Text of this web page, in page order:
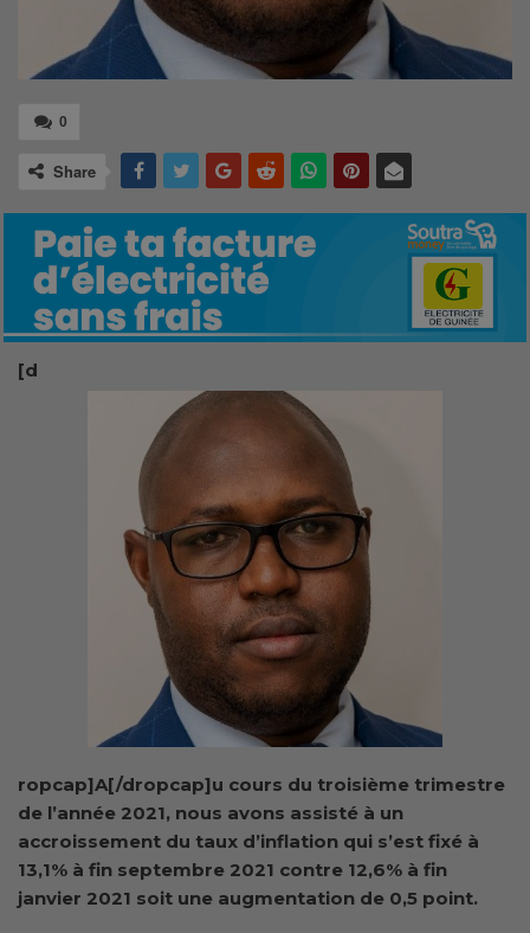
0
Share
[d
ropcap]A[/dropcap]u cours du troisième trimestre
de l’année 2021, nous avons assisté à un
accroissement du taux d’inflation qui s’est fixé à
13,1% à fin septembre 2021 contre 12,6% à fin
janvier 2021 soit une augmentation de 0,5 point.